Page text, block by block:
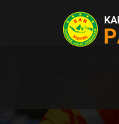
(0717)